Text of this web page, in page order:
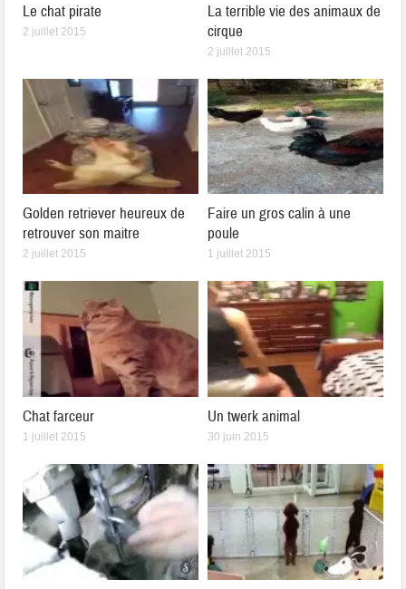
Le chat pirate
2 juillet 2015
La terrible vie des animaux de
cirque
2 juillet 2015
Golden retriever heureux de
retrouver son maitre
2 juillet 2015
Faire un gros calin à une
poule
1 juillet 2015
Chat farceur
1 juillet 2015
Un twerk animal
30 juin 2015